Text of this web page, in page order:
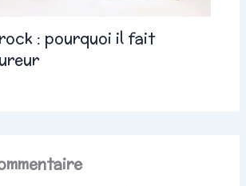
: pourquoi il fait